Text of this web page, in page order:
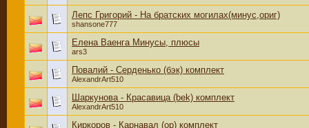
Лепс Григорий - На братских могилах(минус,ориг)
shansone777
Елена Ваенга Минусы, плюсы
ars3
Повалий - Серденько (бэк) комплект
AlexandrArt510
Шаркунова - Красавица (bek) комплект
AlexandrArt510
Киркоров - Карнавал (ор) комплект